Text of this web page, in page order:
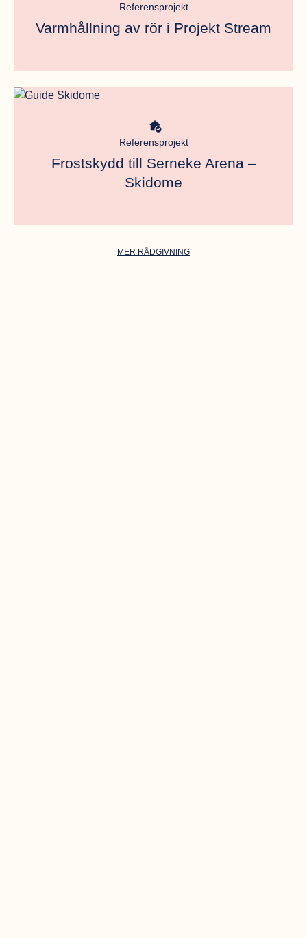
Referensprojekt
Varmhållning av rör i Projekt Stream
Meta bild
Referensprojekt
Frostskydd till Serneke Arena –
Skidome
MER RÅDGIVNING